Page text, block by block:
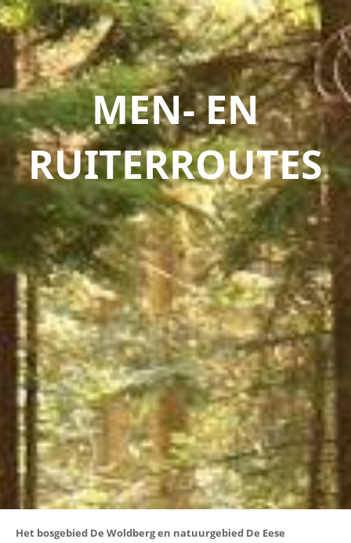
MEN- EN
RUITERROUTES
Het bosgebied De Woldberg en natuurgebied De Eese